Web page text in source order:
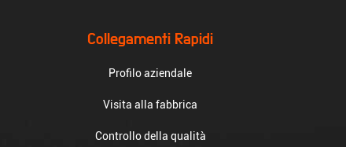
Collegamenti Rapidi
Profilo aziendale
Visita alla fabbrica
Controllo della qualità